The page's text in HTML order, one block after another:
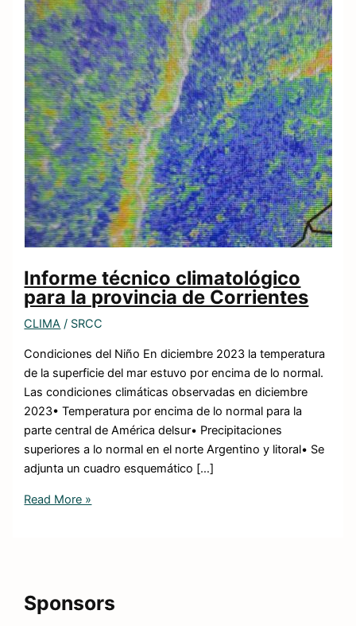
Informe técnico climatológico
para la provincia de Corrientes
CLIMA / SRCC
Condiciones del Niño En diciembre 2023 la temperatura
de la superficie del mar estuvo por encima de lo normal.
Las condiciones climáticas observadas en diciembre
2023• Temperatura por encima de lo normal para la
parte central de América delsur• Precipitaciones
superiores a lo normal en el norte Argentino y litoral• Se
adjunta un cuadro esquemático […]
Read More »
Sponsors